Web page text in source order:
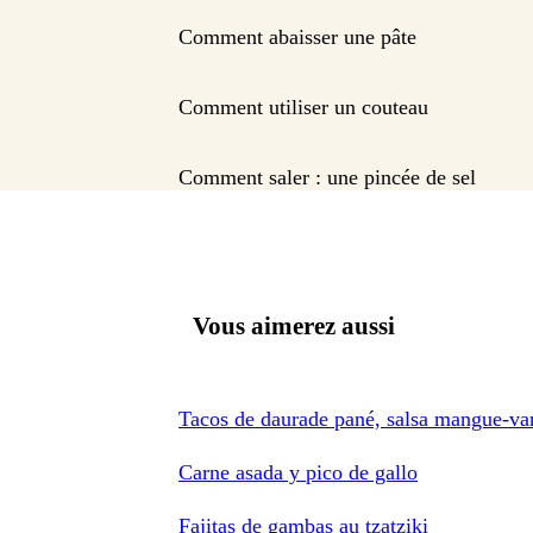
Comment abaisser une pâte
Comment utiliser un couteau
Comment saler : une pincée de sel
Vous aimerez aussi
Tacos de daurade pané, salsa mangue-
Carne asada y pico de gallo
Fajitas de gambas au tzatziki